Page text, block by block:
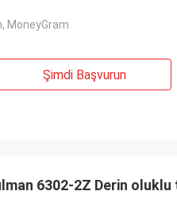
MoneyGram
Şimdi Başvurun
6302-2Z Derin oluklu